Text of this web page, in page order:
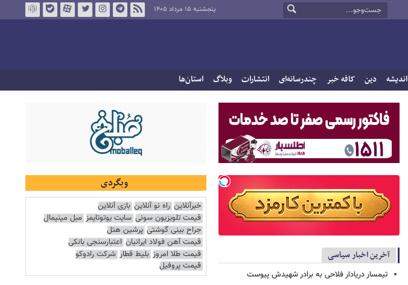
پنجشنبه ۱۵ مرداد ۱۴۰۵
اندیشه دین کافه خبر چندرسانه‌ای انتشارات وبلاگ استان‌ها
آخرین اخبار سیاسی
تیمسار دریادار فلاحی به برادر شهیدش پیوست
وبگردی
خبرآنلاین راه نو آنلاین بازی آنلاین
قیمت تلویزیون سونی سایت یوتوتایمز مبل مینیمال
جراح بینی گوشتی پرشین هتل
قیمت آهن فولاد ایرانیان اعتبارسنجی بانکی
قیمت طلا امروز بلیط قطار شرکت رادوکو
قیمت پروفیل